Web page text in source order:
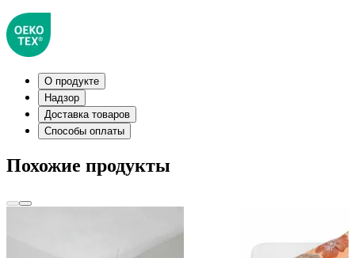
О продукте
Надзор
Доставка товаров
Способы оплаты
Похожие продукты